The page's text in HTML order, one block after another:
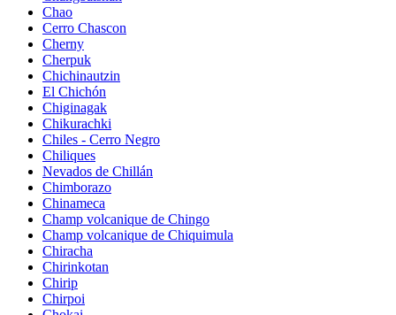
Chao
Cerro Chascon
Cherny
Cherpuk
Chichinautzin
El Chichón
Chiginagak
Chikurachki
Chiles - Cerro Negro
Chiliques
Nevados de Chillán
Chimborazo
Chinameca
Champ volcanique de Chingo
Champ volcanique de Chiquimula
Chiracha
Chirinkotan
Chirip
Chirpoi